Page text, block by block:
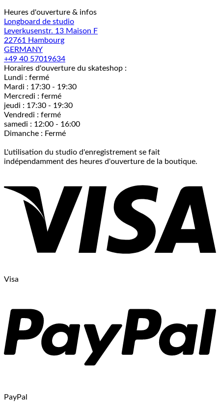
Heures d'ouverture & infos
Longboard de studio
Leverkusenstr. 13 Maison F
22761 Hambourg
GERMANY
+49 40 57019634
Horaires d'ouverture du skateshop :
Lundi : fermé
Mardi : 17:30 - 19:30
Mercredi : fermé
jeudi : 17:30 - 19:30
Vendredi : fermé
samedi : 12:00 - 16:00
Dimanche : Fermé
L'utilisation du studio d'enregistrement se fait
indépendamment des heures d'ouverture de la boutique.
Visa
PayPal